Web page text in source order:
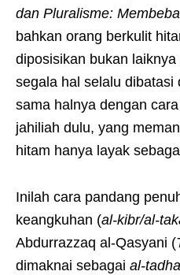
dan Pluralisme:
bahkan orang berkulit
diposisikan bukan
segala hal selalu dibatasi
sama halnya dengan
jahiliah dulu, yang
hitam hanya layak
Inilah cara pandang
keangkuhan (al-kibr/al-
Abdurrazzaq al-Qasyani (
dimaknai sebagai al-